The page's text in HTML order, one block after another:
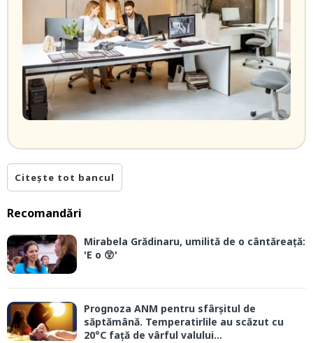
Citește tot bancul
Recomandări
Mirabela Grădinaru, umilită de o cântăreață:
'E o 😲'
Prognoza ANM pentru sfârșitul de
săptămână. Temperatirlile au scăzut cu
20°C față de vârful valului...